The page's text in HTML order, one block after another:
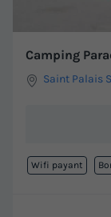
Camping
Saint Palais
Wifi payant